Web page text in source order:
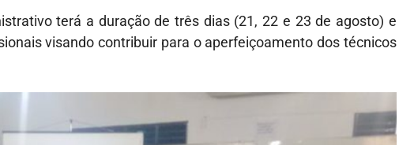
terá a duração de três dias (21, 22 e 23 de agosto) e
visando contribuir para o aperfeiçoamento dos técnicos